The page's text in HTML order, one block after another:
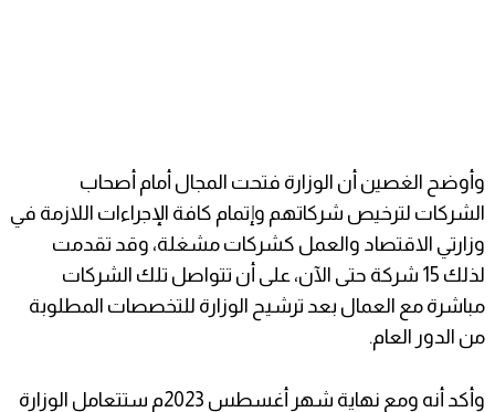
وأوضح الغصين أن الوزارة فتحت المجال أمام أصحاب
الشركات لترخيص شركاتهم وإتمام كافة الإجراءات اللازمة في
وزارتي الاقتصاد والعمل كشركات مشغلة، وقد تقدمت
لذلك 15 شركة حتى الآن، على أن تتواصل تلك الشركات
مباشرة مع العمال بعد ترشيح الوزارة للتخصصات المطلوبة
من الدور العام.
وأكد أنه ومع نهاية شهر أغسطس 2023م ستتعامل الوزارة